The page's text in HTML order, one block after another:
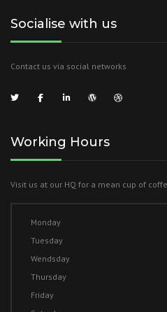
Socialise with us
Contact us via social networks
Working Hours
Visit us at our HQ for a mean cup of
Monday
Tuesday
Wendsday
Thursday
Friday